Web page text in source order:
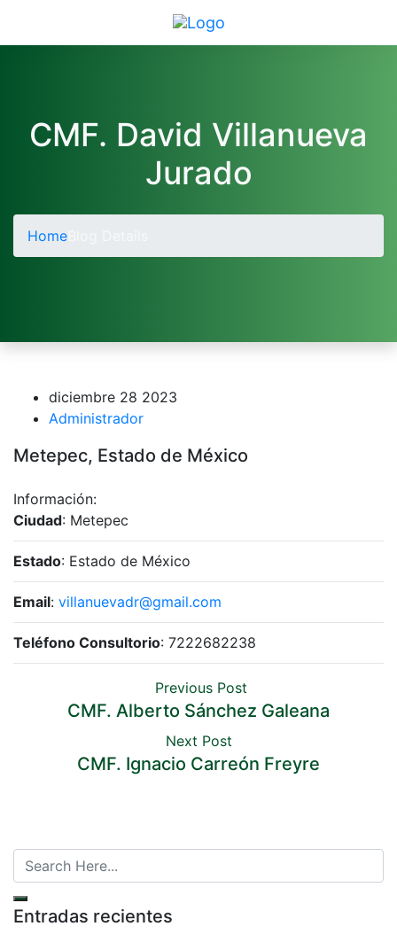
CMF. David Villanueva
Jurado
Home
diciembre 28 2023
Administrador
Metepec, Estado de México
Información:
Ciudad: Metepec
Estado: Estado de México
Email: villanuevadr@gmail.com
Teléfono Consultorio: 7222682238
Previous Post
CMF. Alberto Sánchez Galeana
Next Post
CMF. Ignacio Carreón Freyre
Entradas recientes